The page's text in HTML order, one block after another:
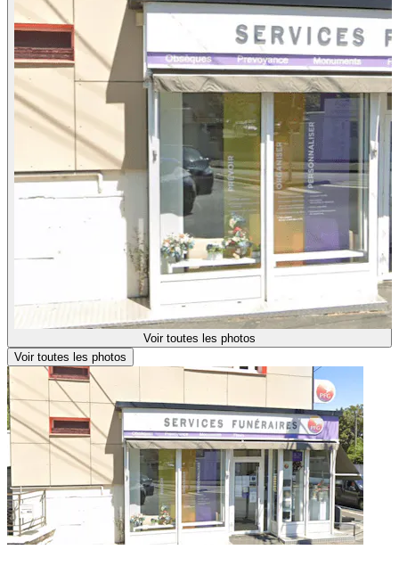
Voir toutes les photos
Voir toutes les photos